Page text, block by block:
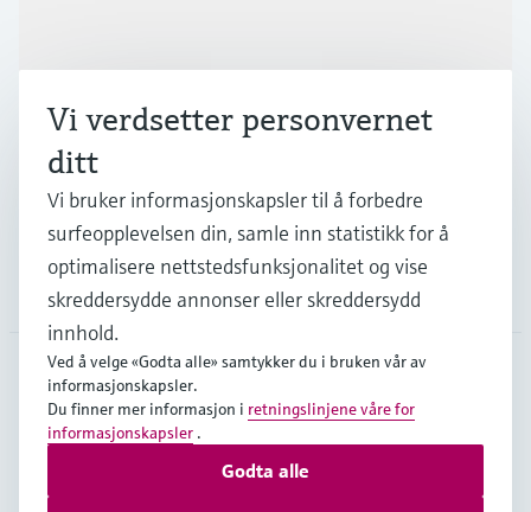
Industrier
Kundestøtte
Selskapet
NOR•Norsk
Opphavsrett © Endress+Hauser Group Services AG
Vi verdsetter personvernet
ditt
Vi bruker informasjonskapsler til å forbedre
surfeopplevelsen din, samle inn statistikk for å
optimalisere nettstedsfunksjonalitet og vise
skreddersydde annonser eller skreddersydd
innhold.
Ved å velge «Godta alle» samtykker du i bruken vår av
informasjonskapsler.
Du finner mer informasjon i retningslinjene våre for
informasjonskapsler .
Godta alle